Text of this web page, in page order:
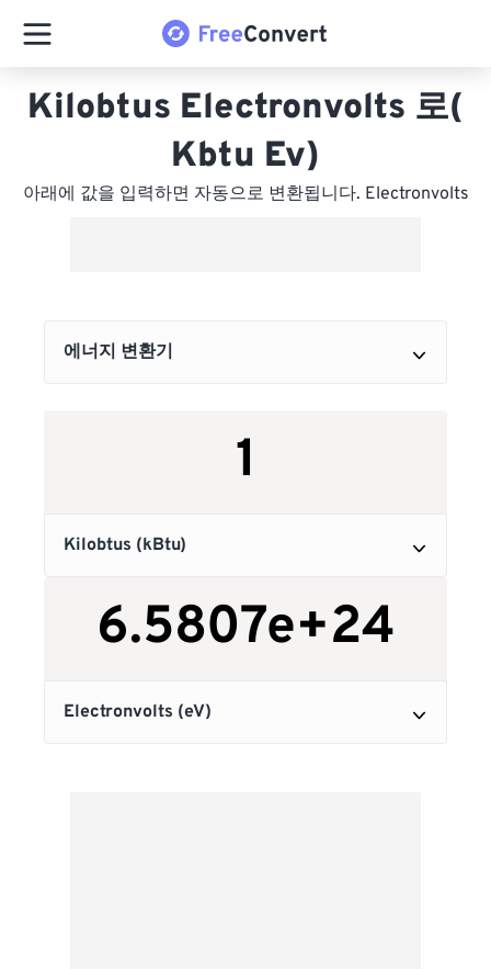
Kilobtus Electronvolts 로(
Kbtu Ev)
아래에 값을 입력하면 자동으로 변환됩니다. Electronvolts